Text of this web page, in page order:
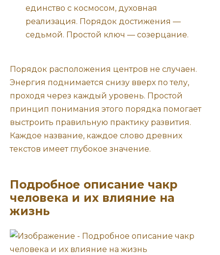
единство с космосом, духовная
реализация. Порядок достижения —
седьмой. Простой ключ — созерцание.
Порядок расположения центров не случаен.
Энергия поднимается снизу вверх по телу,
проходя через каждый уровень. Простой
принцип понимания этого порядка помогает
выстроить правильную практику развития.
Каждое название, каждое слово древних
текстов имеет глубокое значение.
Подробное описание чакр
человека и их влияние на
жизнь